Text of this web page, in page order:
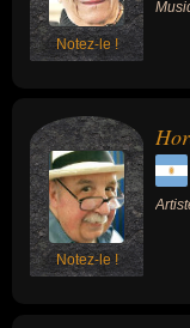
Notez-le !
Notez-le !